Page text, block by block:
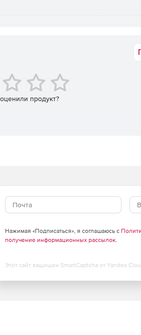
безопасностью виртуальных машин,
через виртуальный компонент,
физическим серверам.
могут легко применяться к разным
высокую видимость событий и
продукт?
Нажимая «Подписаться», я соглашаюсь с
получение информационных рассылок.
Этот сайт защищен SmartCaptcha от Yandex